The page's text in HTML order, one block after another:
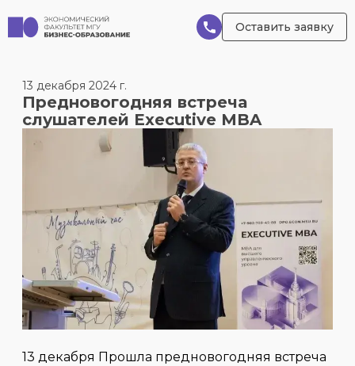
Оставить заявку
13 декабря 2024 г.
Предновогодняя встреча
слушателей Executive MBA
13 декабря Прошла предновогодняя встреча